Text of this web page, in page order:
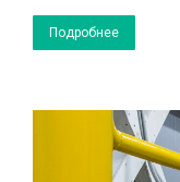
Подробнее